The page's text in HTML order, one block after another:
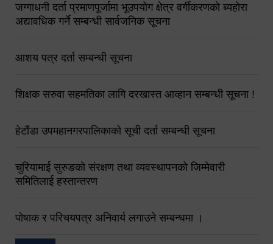
जग्गाधनी दर्ता प्रमाणपूर्जामा भूउपयोग क्षेत्र वर्गीकरणको ब्यहोरा
अद्यावधिक गर्ने सम्बन्धी सार्वजनिक सूचना
आशय पत्र दर्ता सम्बन्धी सूचना
शिक्षक सरुवा सहमतिका लागि दरखास्त आव्हान सम्बन्धी सूचना !
हेटौंडा उपमहानगरपालिकाको सूची दर्ता सम्बन्धी सूचना
चुरियामाई सुरुङको संरक्षण तथा व्यवस्थापनको जिम्मेवारी
समितिलाई हस्तान्तरण
पोषाक र परिचयपत्र अनिवार्य लगाउने सम्बन्धमा ।